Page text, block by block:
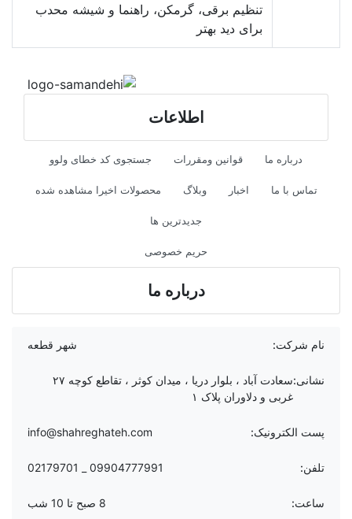
تنظیم برقی، گرمکن، راهنما و شیشه محدب
برای دید بهتر
اطلاعات
درباره ما قوانین ومقررات جستجوی کد خطای ولوو
تماس با ما اخبار وبلاگ محصولات اخیرا مشاهده شده
جدیدترین ها
حریم خصوصی
درباره ما
نام شرکت: شهر قطعه
نشانی:
سعادت آباد ، بلوار دریا ، میدان کوثر ، تقاطع کوچه ۲۷
غربی و دلاوران پلاک ۱
پست الکترونیک: info@shahreghateh.com
تلفن: 09904777991 _ 02179701
ساعت: 8 صبح تا 10 شب